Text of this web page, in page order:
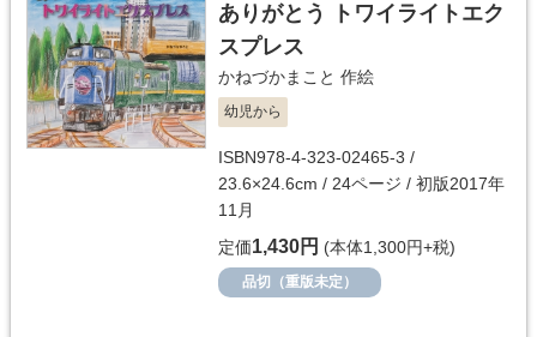
ありがとう トワイライトエク
スプレス
かねづかまこと 作絵
幼児から
ISBN978-4-323-02465-3 /
23.6×24.6cm / 24ページ / 初版2017年
11月
定価1,430円 (本体1,300円+税)
品切（重版未定）